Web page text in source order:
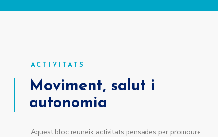
ACTIVITATS
Moviment, salut i
autonomia
Aquest bloc reuneix activitats pensades per promoure